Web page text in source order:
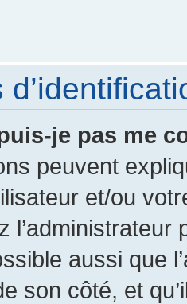
je pas me
peuvent
et/ou
l’administrateur
aussi que
son côté, et